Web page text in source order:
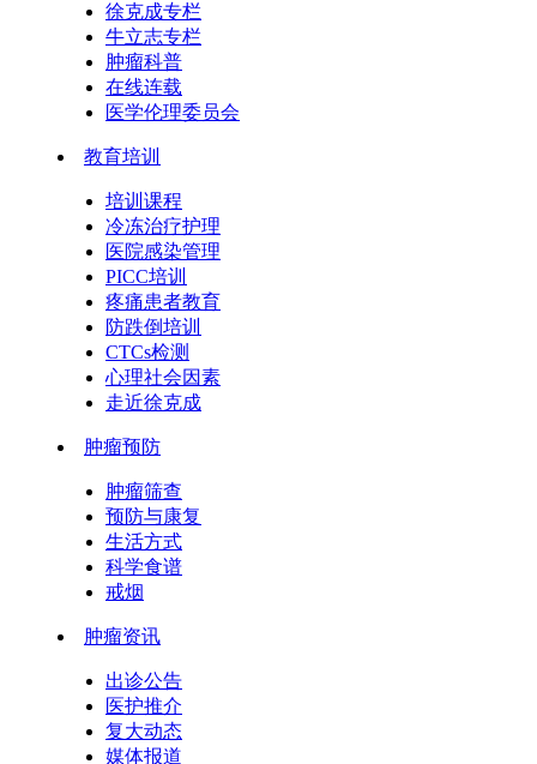
徐克成专栏
牛立志专栏
肿瘤科普
在线连载
医学伦理委员会
教育培训
培训课程
冷冻治疗护理
医院感染管理
PICC培训
疼痛患者教育
防跌倒培训
CTCs检测
心理社会因素
走近徐克成
肿瘤预防
肿瘤筛查
预防与康复
生活方式
科学食谱
戒烟
肿瘤资讯
出诊公告
医护推介
复大动态
媒体报道